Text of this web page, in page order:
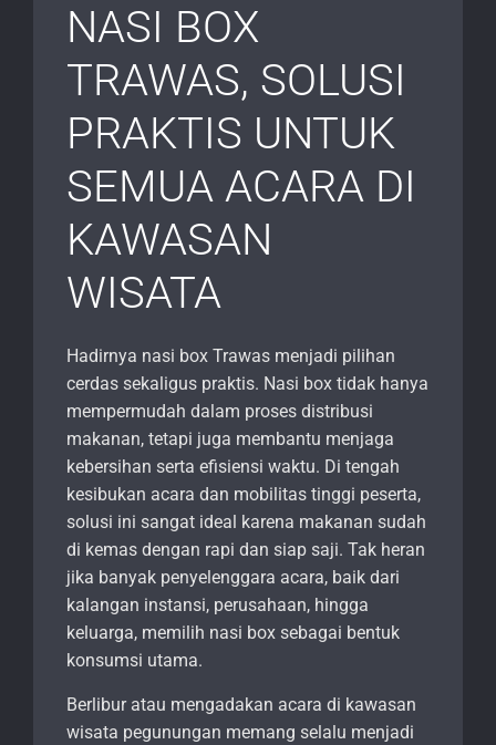
NASI BOX
TRAWAS, SOLUSI
PRAKTIS UNTUK
SEMUA ACARA DI
KAWASAN
WISATA
Hadirnya nasi box Trawas menjadi pilihan
cerdas sekaligus praktis. Nasi box tidak hanya
mempermudah dalam proses distribusi
makanan, tetapi juga membantu menjaga
kebersihan serta efisiensi waktu. Di tengah
kesibukan acara dan mobilitas tinggi peserta,
solusi ini sangat ideal karena makanan sudah
di kemas dengan rapi dan siap saji. Tak heran
jika banyak penyelenggara acara, baik dari
kalangan instansi, perusahaan, hingga
keluarga, memilih nasi box sebagai bentuk
konsumsi utama.
Berlibur atau mengadakan acara di kawasan
wisata pegunungan memang selalu menjadi